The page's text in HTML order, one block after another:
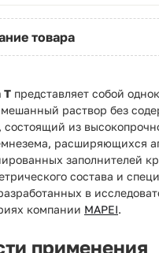
товара
T представляет собой
раствор без
состоящий из
расширяющихся
заполнителей
состава и
в
компании MAPEI.
применения